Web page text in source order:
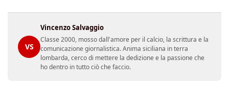
VS
Vincenzo Salvaggio
Classe 2000, mosso dall'amore per il calcio, la scrittura e la
comunicazione giornalistica. Anima siciliana in terra
lombarda, cerco di mettere la dedizione e la passione che
ho dentro in tutto ciò che faccio.